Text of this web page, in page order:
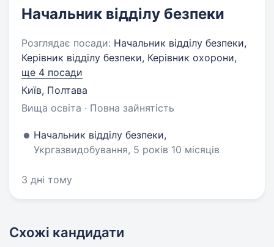
Начальник відділу безпеки
Розглядає посади: Начальник відділу безпеки,
Керівник відділу безпеки, Керівник охорони,
ще 4 посади
Київ, Полтава
Вища освіта · Повна зайнятість
Начальник відділу безпеки,
Укргазвидобування, 5 років 10 місяців
3 дні тому
Схожі кандидати